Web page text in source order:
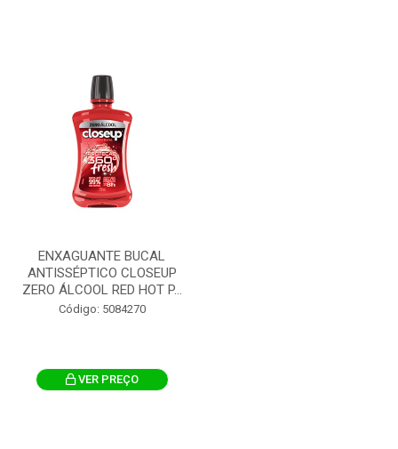
ENXAGUANTE BUCAL
ANTISSÉPTICO CLOSEUP
ZERO ÁLCOOL RED HOT P...
Código: 5084270
VER PREÇO